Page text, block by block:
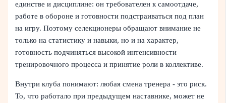
единстве и дисциплине: он требователен к самоотдаче,
работе в обороне и готовности подстраиваться под план
на игру. Поэтому селекционеры обращают внимание не
только на статистику и навыки, но и на характер,
готовность подчиняться высокой интенсивности
тренировочного процесса и принятие роли в коллективе.
Внутри клуба понимают: любая смена тренера - это риск.
То, что работало при предыдущем наставнике, может не